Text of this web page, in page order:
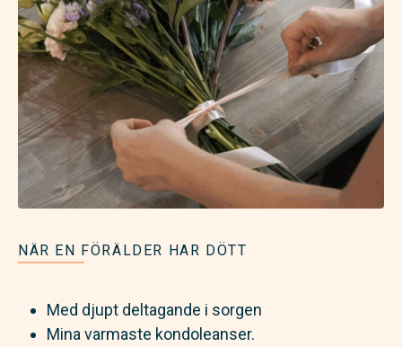
NÄR EN FÖRÄLDER HAR DÖTT
Med djupt deltagande i sorgen
Mina varmaste kondoleanser.